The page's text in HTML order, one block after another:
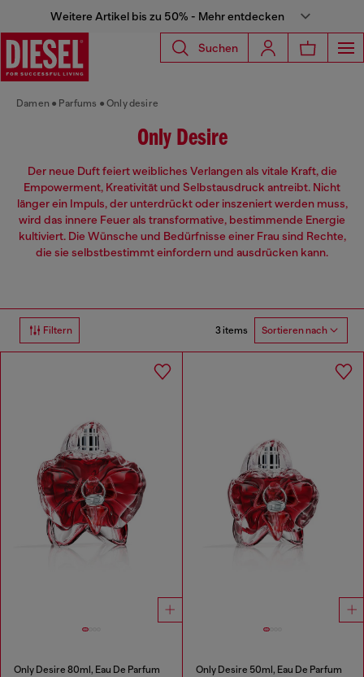
Weitere Artikel bis zu 50% - Mehr entdecken
Suchen
Damen Parfums Only desire
Only Desire
Der neue Duft feiert weibliches Verlangen als vitale Kraft, die
Empowerment, Kreativität und Selbstausdruck antreibt. Nicht
länger ein Impuls, der unterdrückt oder inszeniert werden muss,
wird das innere Feuer als transformative, bestimmende Energie
kultiviert. Die Wünsche und Bedürfnisse einer Frau sind Rechte,
die sie selbstbestimmt einfordern und ausdrücken kann.
Filtern 3 items Sortieren nach
Only Desire 80ml, Eau De Parfum Only Desire 50ml, Eau De Parfum